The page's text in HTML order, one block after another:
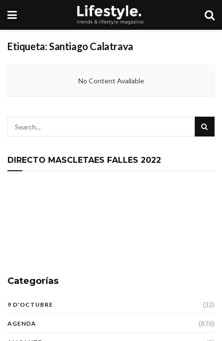
Etiqueta:Santiago Calatrava
No Content Available
DIRECTO MASCLETAES FALLES 2022
Categorías
9 D'OCTUBRE (32)
AGENDA (876)